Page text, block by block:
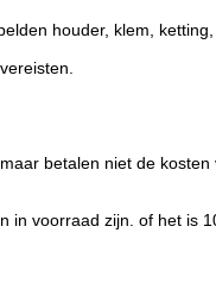
houder, klem,
betalen niet de kosten
voorraad zijn. of het is